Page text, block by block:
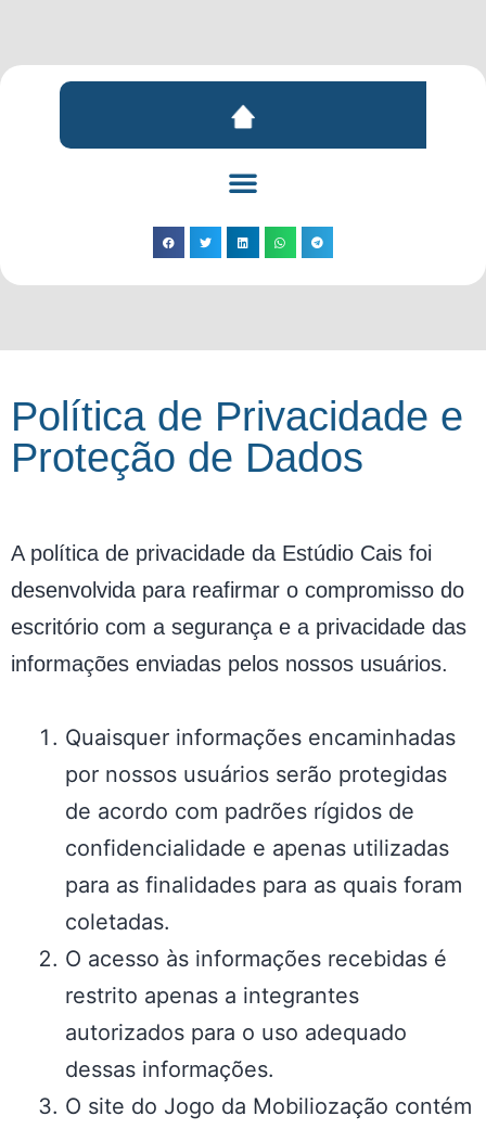
Política de Privacidade e
Proteção de Dados
A política de privacidade da Estúdio Cais foi
desenvolvida para reafirmar o compromisso do
escritório com a segurança e a privacidade das
informações enviadas pelos nossos usuários.
Quaisquer informações encaminhadas
por nossos usuários serão protegidas
de acordo com padrões rígidos de
confidencialidade e apenas utilizadas
para as finalidades para as quais foram
coletadas.
O acesso às informações recebidas é
restrito apenas a integrantes
autorizados para o uso adequado
dessas informações.
O site do Jogo da Mobiliozação contém